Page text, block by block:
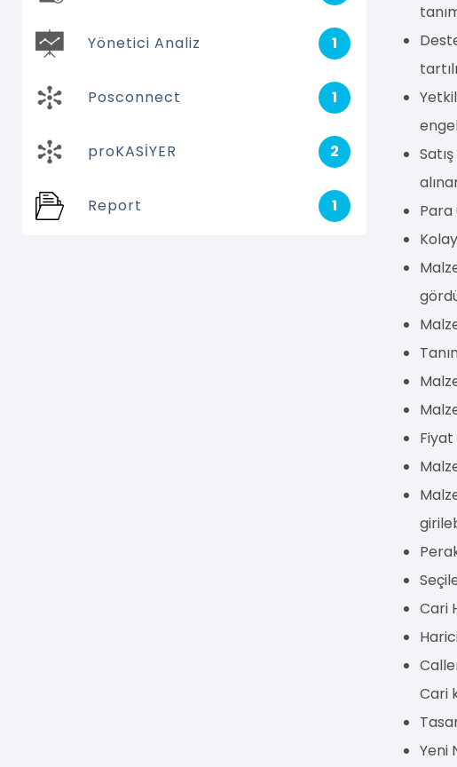
Yönetici Analiz 1
Posconnect 1
proKASİYER 2
Report 1
Fiyat
Cari
Cari
Yeni